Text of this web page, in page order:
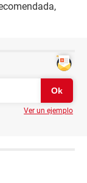
Ver un ejemplo